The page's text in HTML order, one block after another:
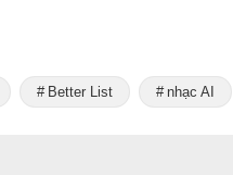
Better List nhạc AI